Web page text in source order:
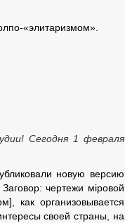
«элитаризмом».
Сегодня 1 февраля
новую версию
чертежи мiровой
как организовывается
своей страны, на